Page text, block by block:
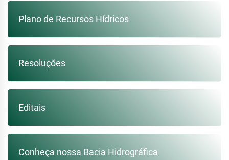
Plano de Recursos Hídricos
Resoluções
Editais
Conheça nossa Bacia Hidrográfica